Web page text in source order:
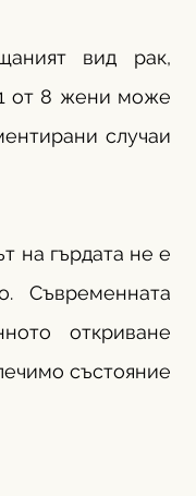
вид рак,
от 8 жени може
случаи
на гърдата не е
Съвременната
откриване
състояние